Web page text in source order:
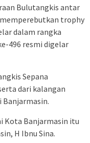
Bulutangkis antar
trophy
dalam rangka
496 resmi digelar
Sepana
dari kalangan
Banjarmasin.
Kota Banjarmasin itu
H Ibnu Sina.